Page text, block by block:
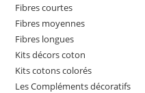
Fibres courtes
Fibres moyennes
Fibres longues
Kits décors coton
Kits cotons colorés
Les Compléments décoratifs